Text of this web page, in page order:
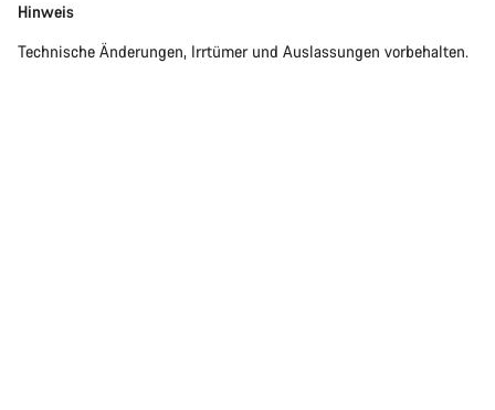
Hinweis
Technische Änderungen, Irrtümer und Auslassungen vorbehalten.